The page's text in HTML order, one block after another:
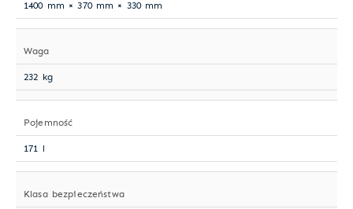
1400 mm × 370 mm × 330 mm
Waga
232 kg
Pojemność
171 l
Klasa bezpieczeństwa